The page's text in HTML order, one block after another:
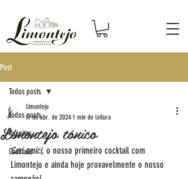
Post
Todos posts
Receitas
Cocktails
Todos posts
Limontejo tónico
Limontejo
11 de abr. de 2024 1 min de leitura
Cari amici, o nosso primeiro cocktail com
Limontejo e ainda hoje provavelmente o nosso